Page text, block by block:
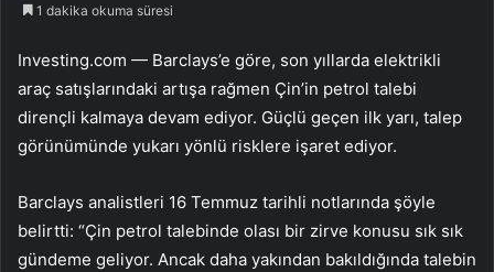
1 dakika okuma süresi
Investing.com — Barclays’e göre, son yıllarda elektrikli
araç satışlarındaki artışa rağmen Çin’in petrol talebi
dirençli kalmaya devam ediyor. Güçlü geçen ilk yarı, talep
görünümünde yukarı yönlü risklere işaret ediyor.
Barclays analistleri 16 Temmuz tarihli notlarında şöyle
belirtti: “Çin petrol talebinde olası bir zirve konusu sık sık
gündeme geliyor. Ancak daha yakından bakıldığında talebin